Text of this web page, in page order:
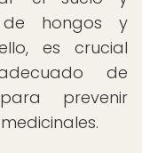
de hongos y
es crucial
de
prevenir